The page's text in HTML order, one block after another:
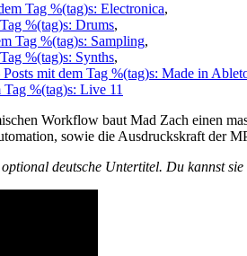
Tag %(tag)s: Electronica,
%(tag)s: Drums,
Tag %(tag)s: Sampling,
%(tag)s: Synths,
Posts mit dem Tag %(tag)s: Made in
Tag %(tag)s: Live 11
Workflow baut Mad Zach einen
sowie die Ausdruckskraft der
deutsche Untertitel. Du kannst